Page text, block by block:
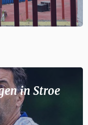
in Stroe